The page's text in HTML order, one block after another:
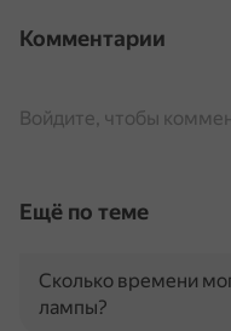
Комментарии
Войдите, чтобы
Ещё по теме
Сколько времени
лампы?